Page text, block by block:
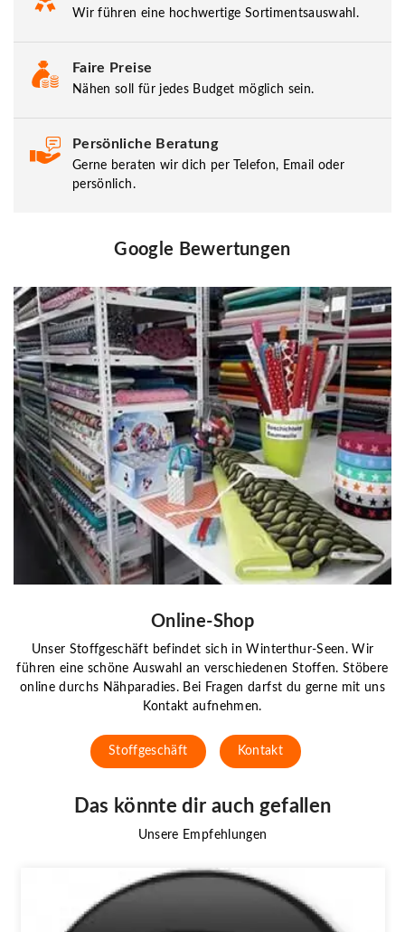
Wir führen eine hochwertige Sortimentsauswahl.
Faire Preise
Nähen soll für jedes Budget möglich sein.
Persönliche Beratung
Gerne beraten wir dich per Telefon, Email oder
persönlich.
Google Bewertungen
Online-Shop
Unser Stoffgeschäft befindet sich in Winterthur-Seen. Wir
führen eine schöne Auswahl an verschiedenen Stoffen. Stöbere
online durchs Nähparadies. Bei Fragen darfst du gerne mit uns
Kontakt aufnehmen.
Stoffgeschäft Kontakt
Das könnte dir auch gefallen
Unsere Empfehlungen